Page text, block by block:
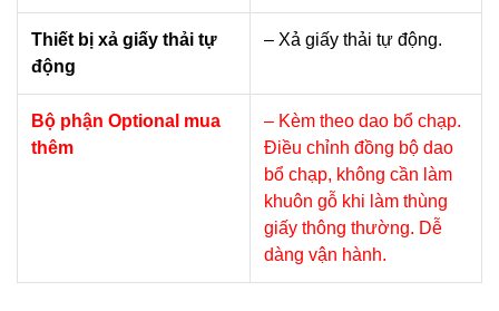
Thiết bị xả giấy thải tự
động
– Xả giấy thải tự động.
Bộ phận Optional mua
thêm
– Kèm theo dao bổ chạp.
Điều chỉnh đồng bộ dao
bổ chạp, không cần làm
khuôn gỗ khi làm thùng
giấy thông thường. Dễ
dàng vận hành.